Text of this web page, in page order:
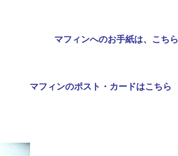
マフィンへのお手紙は、こち
マフィンのポスト・カードはこちら